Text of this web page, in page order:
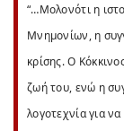
“…Μολονότι η
Μνημονίων, η
κρίσης. Ο
ζωή του, ενώ η
λογοτεχνία για